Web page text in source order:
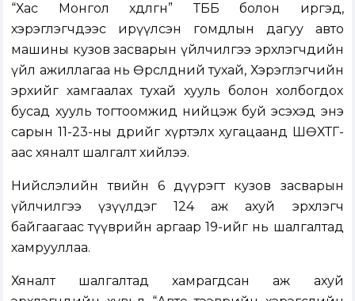
“Хас Монгол хөдөлгөөн” ТББ болон иргэд,
хэрэглэгчдээс ирүүлсэн гомдлын дагуу авто
машины кузов засварын үйлчилгээ эрхлэгчдийн
үйл ажиллагаа нь Өрсөлдөөний тухай, Хэрэглэгчийн
эрхийг хамгаалах тухай хууль болон холбогдох
бусад хууль тогтоомжид нийцэж буй эсэхэд энэ
сарын 11-23-ны өдрийг хүртэлх хугацаанд ШӨХТГ-
аас хяналт шалгалт хийлээ.
Нийслэлийн төвийн 6 дүүрэгт кузов засварын
үйлчилгээ үзүүлдэг 124 аж ахуй эрхлэгч
байгаагаас түүврийн аргаар 19-ийг нь шалгалтад
хамрууллаа.
Хяналт шалгалтад хамрагдсан аж ахуй